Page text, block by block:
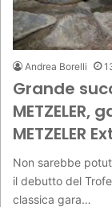
Andrea Borelli
Grande
METZELER
Non sarebbe
il debutto del
classica gara…